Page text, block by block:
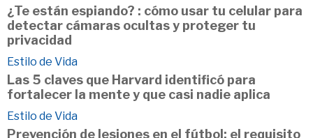
¿Te están espiando? : cómo usar tu celular para
detectar cámaras ocultas y proteger tu
privacidad
Estilo de Vida
Las 5 claves que Harvard identificó para
fortalecer la mente y que casi nadie aplica
Estilo de Vida
Prevención de lesiones en el fútbol: el requisito